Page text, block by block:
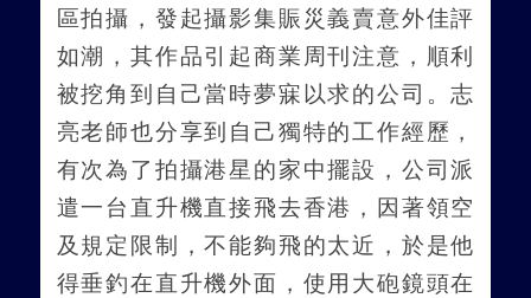
區拍攝，發起攝影集賑災義賣意外佳評
如潮，其作品引起商業周刊注意，順利
被挖角到自己當時夢寐以求的公司。志
亮老師也分享到自己獨特的工作經歷，
有次為了拍攝港星的家中擺設，公司派
遣一台直升機直接飛去香港，因著領空
及規定限制，不能夠飛的太近，於是他
得垂釣在直升機外面，使用大砲鏡頭在